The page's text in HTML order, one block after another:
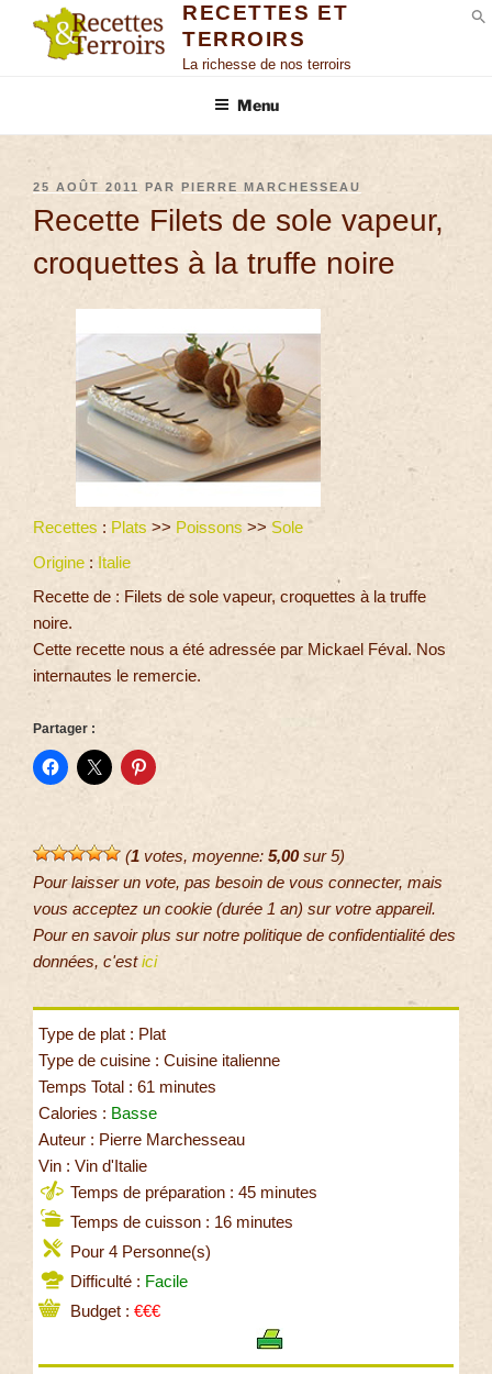
RECETTES ET
TERROIRS
La richesse de nos terroirs
Menu
25 AOÛT 2011 PAR PIERRE MARCHESSEAU
Recette Filets de sole vapeur,
croquettes à la truffe noire
Recettes : Plats >> Poissons >> Sole
Origine : Italie
Recette de : Filets de sole vapeur, croquettes à la truffe
noire.
Cette recette nous a été adressée par Mickael Féval. Nos
internautes le remercie.
Partager :
(1 votes, moyenne: 5,00sur 5)
Pour laisser un vote, pas besoin de vous connecter, mais
vous acceptez un cookie (durée 1 an) sur votre appareil.
Pour en savoir plus sur notre politique de confidentialité des
données, c'estici
Type de plat : Plat
Type de cuisine : Cuisine italienne
Temps Total : 61 minutes
Calories : Basse
Auteur : Pierre Marchesseau
Vin : Vin d'Italie
Temps de préparation : 45 minutes
Temps de cuisson : 16 minutes
Pour 4 Personne(s)
Difficulté : Facile
Budget : €€€